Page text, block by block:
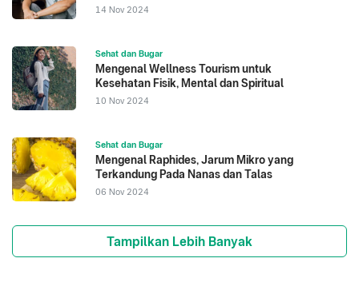
14 Nov 2024
Sehat dan Bugar
Mengenal Wellness Tourism untuk
Kesehatan Fisik, Mental dan Spiritual
10 Nov 2024
Sehat dan Bugar
Mengenal Raphides, Jarum Mikro yang
Terkandung Pada Nanas dan Talas
06 Nov 2024
Tampilkan Lebih Banyak